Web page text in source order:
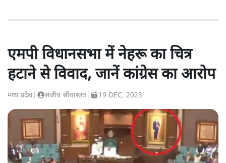
एमपी विधानसभा में नेहरू का चित्र
हटाने से विवाद, जानें कांग्रेस का आरोप
मध्य प्रदेश संजीव श्रीवास्तव 19 DEC, 2023